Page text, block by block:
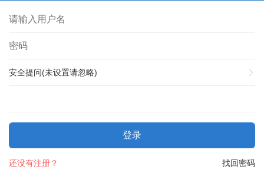
安全提问(未设置请忽略)
登录
找回密码
还没有注册？